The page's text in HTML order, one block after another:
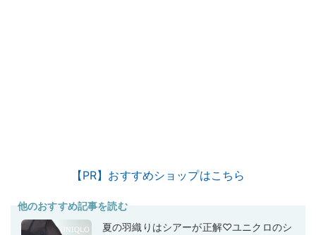
【PR】おすすめショップはこちら
他のおすすめ記事を読む
夏の羽織りはシアーが正解♡ユニクロのシ